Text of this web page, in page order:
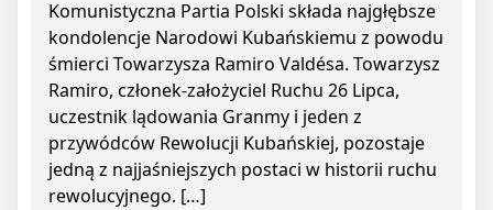
Komunistyczna Partia Polski składa najgłębsze
kondolencje Narodowi Kubańskiemu z powodu
śmierci Towarzysza Ramiro Valdésa. Towarzysz
Ramiro, członek-założyciel Ruchu 26 Lipca,
uczestnik lądowania Granmy i jeden z
przywódców Rewolucji Kubańskiej, pozostaje
jedną z najjaśniejszych postaci w historii ruchu
rewolucyjnego. […]